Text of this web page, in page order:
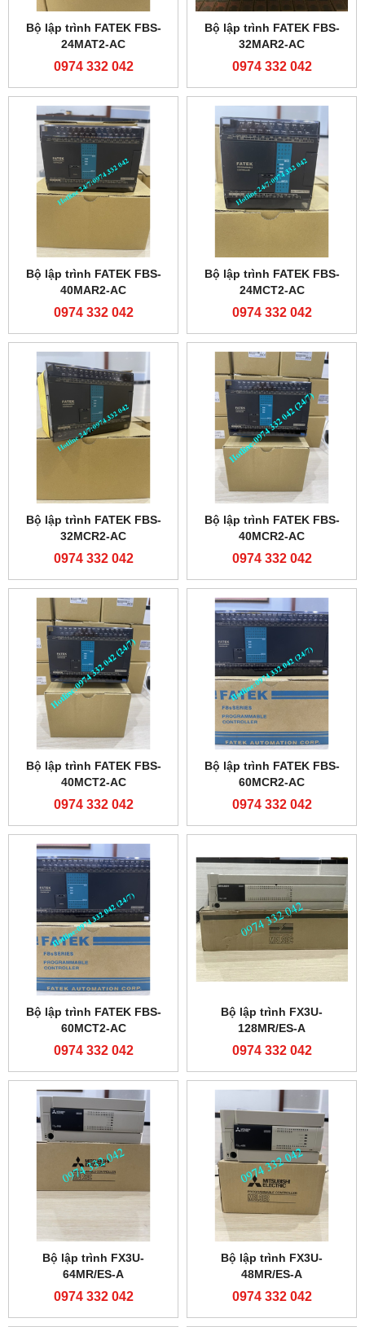
Bộ lập trình FATEK FBS-
24MAT2-AC
0974 332 042
Bộ lập trình FATEK FBS-
32MAR2-AC
0974 332 042
Bộ lập trình FATEK FBS-
40MAR2-AC
0974 332 042
Bộ lập trình FATEK FBS-
24MCT2-AC
0974 332 042
Bộ lập trình FATEK FBS-
32MCR2-AC
0974 332 042
Bộ lập trình FATEK FBS-
40MCR2-AC
0974 332 042
Bộ lập trình FATEK FBS-
40MCT2-AC
0974 332 042
Bộ lập trình FATEK FBS-
60MCR2-AC
0974 332 042
Bộ lập trình FATEK FBS-
60MCT2-AC
0974 332 042
Bộ lập trình FX3U-
128MR/ES-A
0974 332 042
Bộ lập trình FX3U-
64MR/ES-A
0974 332 042
Bộ lập trình FX3U-
48MR/ES-A
0974 332 042